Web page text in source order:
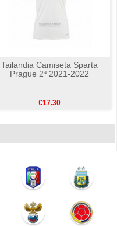
Tailandia Camiseta Sparta
Prague 2ª 2021-2022
€17.30